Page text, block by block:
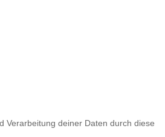
Verarbeitung deiner Daten durch diese